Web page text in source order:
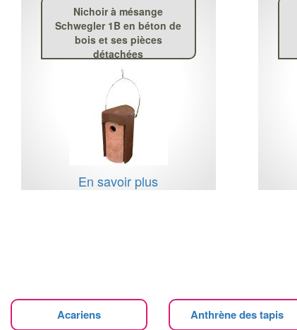
Nichoir à mésange
Schwegler 1B en béton de
bois et ses pièces
détachées
En savoir plus
Acariens Anthrène des tapis